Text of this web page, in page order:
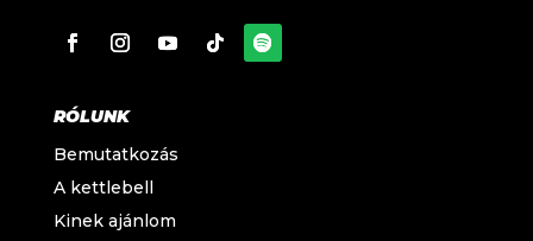
RÓLUNK
Bemutatkozás
A kettlebell
Kinek ajánlom